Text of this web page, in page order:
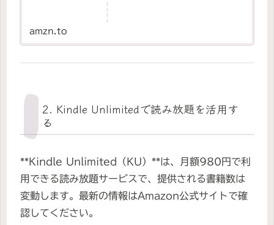
amzn.to
2. Kindle Unlimitedで読み放題を活用す
る
**Kindle Unlimited（KU）**は、月額980円で利
用できる読み放題サービスで、提供される書籍数は
変動します。最新の情報はAmazon公式サイトで確
認してください。